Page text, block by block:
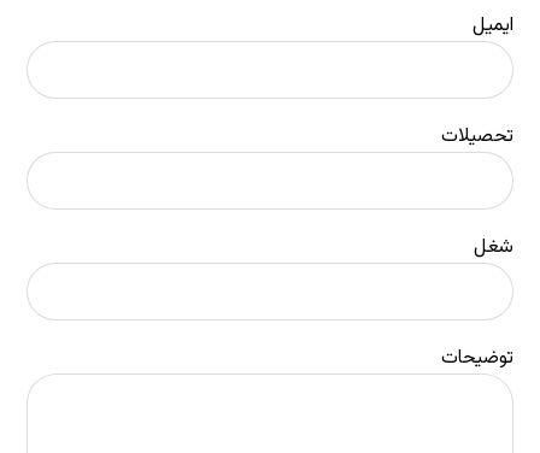
ایمیل
تحصیلات
شغل
توضیحات